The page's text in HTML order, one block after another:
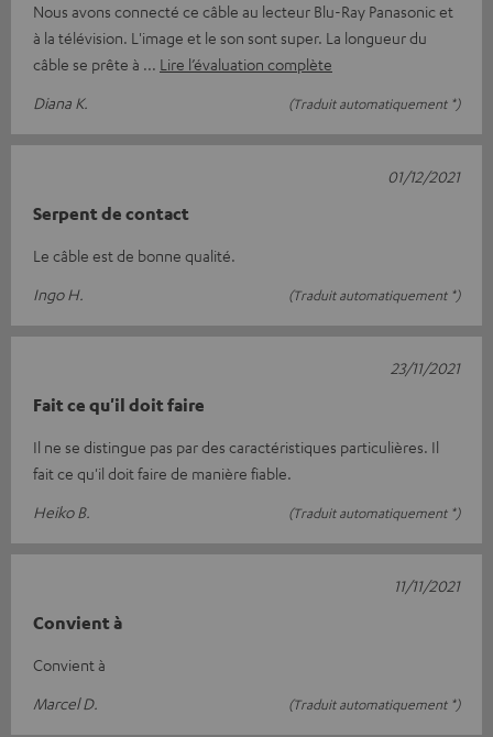
Nous avons connecté ce câble au lecteur Blu-Ray Panasonic et
à la télévision. L'image et le son sont super. La longueur du
câble se prête à
Lire l’évaluation complète
Diana K.
(Traduit automatiquement *)
Serpent de contact
Le câble est de bonne qualité.
Ingo H.
(Traduit automatiquement *)
01/12/2021
Fait ce qu'il doit faire
Il ne se distingue pas par des caractéristiques particulières. Il
fait ce qu'il doit faire de manière fiable.
Heiko B.
(Traduit automatiquement *)
23/11/2021
Convient à
Convient à
Marcel D.
(Traduit automatiquement *)
11/11/2021